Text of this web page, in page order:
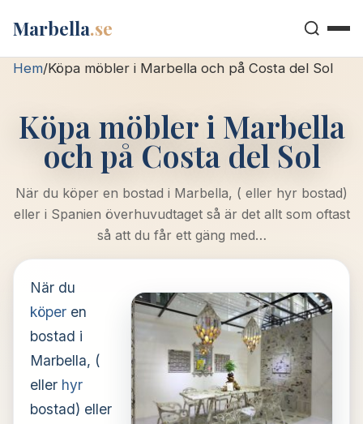
Marbella.se
Hem/Köpa möbler i Marbella och på Costa del Sol
Köpa möbler i Marbella
och på Costa del Sol
När du köper en bostad i Marbella, ( eller hyr bostad)
eller i Spanien överhuvudtaget så är det allt som oftast
så att du får ett gäng med…
När du
köper en
bostad i
Marbella, (
eller hyr
bostad) eller